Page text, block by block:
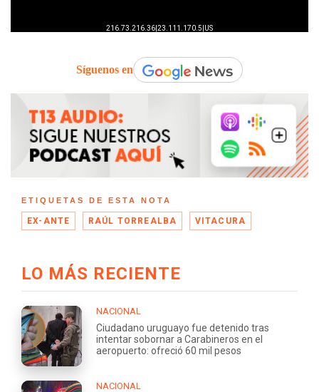
Síguenos en
ETIQUETAS DE ESTA NOTA
EX-ANTE RAÚL TORREALBA VITACURA
LO MÁS RECIENTE
NACIONAL
Ciudadano uruguayo fue detenido tras
intentar sobornar a Carabineros en el
aeropuerto: ofreció 60 mil pesos
NACIONAL